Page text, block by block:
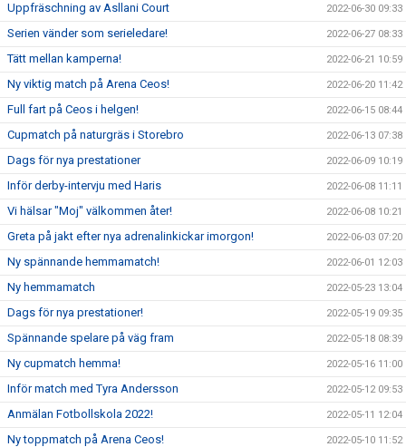
Uppfräschning av Asllani Court 2022-06-30 09:33
Serien vänder som serieledare! 2022-06-27 08:33
Tätt mellan kamperna! 2022-06-21 10:59
Ny viktig match på Arena Ceos! 2022-06-20 11:42
Full fart på Ceos i helgen! 2022-06-15 08:44
Cupmatch på naturgräs i Storebro 2022-06-13 07:38
Dags för nya prestationer 2022-06-09 10:19
Inför derby-intervju med Haris 2022-06-08 11:11
Vi hälsar "Moj" välkommen åter! 2022-06-08 10:21
Greta på jakt efter nya adrenalinkickar imorgon! 2022-06-03 07:20
Ny spännande hemmamatch! 2022-06-01 12:03
Ny hemmamatch 2022-05-23 13:04
Dags för nya prestationer! 2022-05-19 09:35
Spännande spelare på väg fram 2022-05-18 08:39
Ny cupmatch hemma! 2022-05-16 11:00
Inför match med Tyra Andersson 2022-05-12 09:53
Anmälan Fotbollskola 2022! 2022-05-11 12:04
Ny toppmatch på Arena Ceos! 2022-05-10 11:52